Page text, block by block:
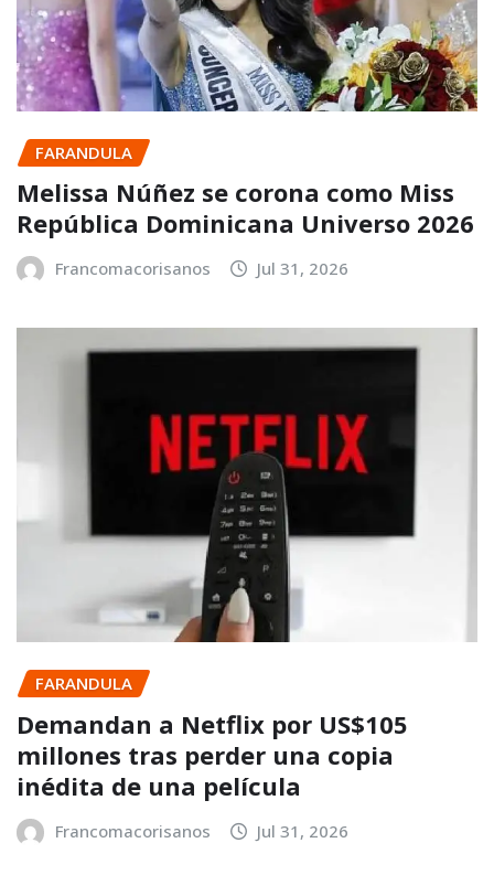
FARANDULA
Melissa Núñez se corona como Miss
República Dominicana Universo 2026
Francomacorisanos Jul 31, 2026
FARANDULA
Demandan a Netflix por US$105
millones tras perder una copia
inédita de una película
Francomacorisanos Jul 31, 2026